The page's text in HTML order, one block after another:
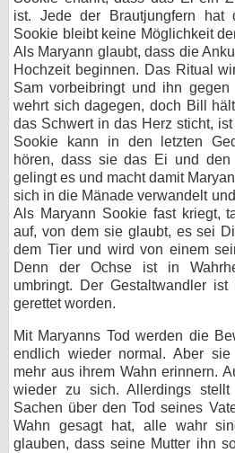
ist. Jede der Brautjungfern hat
Sookie bleibt keine Möglichkeit
Als Maryann glaubt, dass die
Hochzeit beginnen. Das Ritual
Sam vorbeibringt und ihn
wehrt sich dagegen, doch Bill
das Schwert in das Herz sticht,
Sookie kann in den letzten
hören, dass sie das Ei und den
gelingt es und macht damit
sich in die Mänade verwandelt
Als Maryann Sookie fast kriegt,
auf, von dem sie glaubt, es sei
dem Tier und wird von einem
Denn der Ochse ist in
umbringt. Der Gestaltwandler
gerettet worden.
Mit Maryanns Tod werden die
endlich wieder normal. Aber
mehr aus ihrem Wahn erinnern.
wieder zu sich. Allerdings
Sachen über den Tod seines
Wahn gesagt hat, alle wahr
glauben, dass seine Mutter ihn